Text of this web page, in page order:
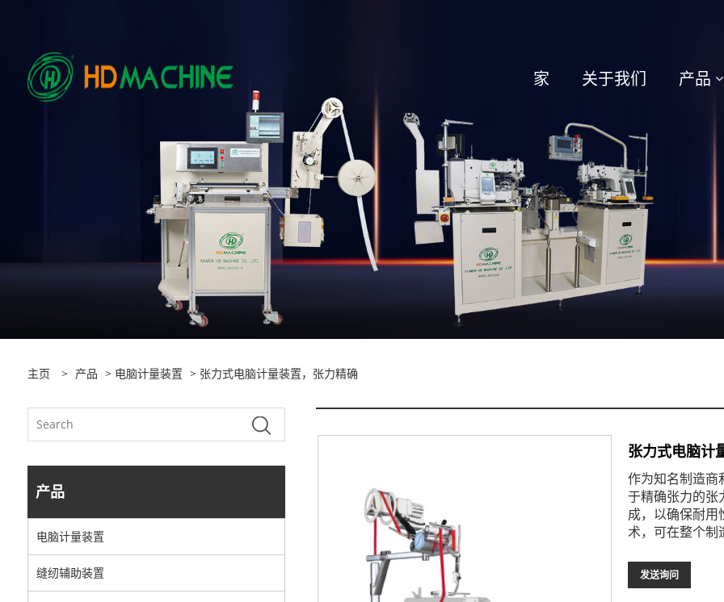
家 关于我们 产品
主页 > 产品 > 电脑计量装置 > 张力式电脑计量装置，张力精确
产品
电脑计量装置
缝纫辅助装置
张力式电脑计
作为知名制造商
于精确张力的张
成，以确保耐
术，可在整个制
发送询问